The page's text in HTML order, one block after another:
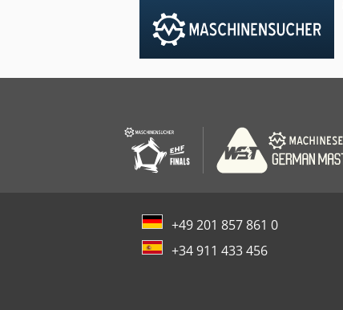
+49 201 857 861 0
+34 911 433 456